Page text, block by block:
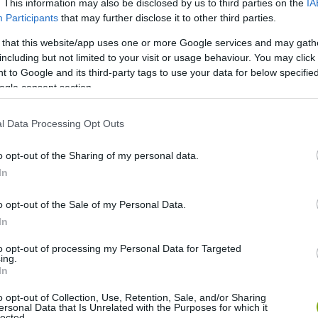
This information may also be disclosed by us to third parties on the
Participants that may further disclose it to other third parties.
that this website/app uses one or more Google services and may
but not limited to your visit or usage behaviour. You may
to Google and its third-party tags to use your data for below
consent section.
Data Processing Opt Outs
opt-out of the Sharing of my personal data.
opt-out of the Sale of my Personal Data.
opt-out of processing my Personal Data for Targeted
opt-out of Collection, Use, Retention, Sale, and/or Sharing
Data that Is Unrelated with the Purposes for which it
valamelyik csapat is fantáziát lát majd benne.
sőt bújócskázni is.